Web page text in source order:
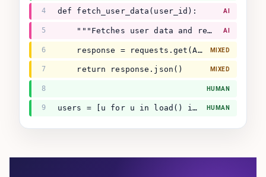
4 def fetch_user_data(user_id): AI
5
    """Fetches user data and returns dict."""
AI
6
    response = requests.get(API + user_id)
MIXED
7
    return response.json()
MIXED
8 HUMAN
9 users = [u for u in load() if u.active] HUMAN